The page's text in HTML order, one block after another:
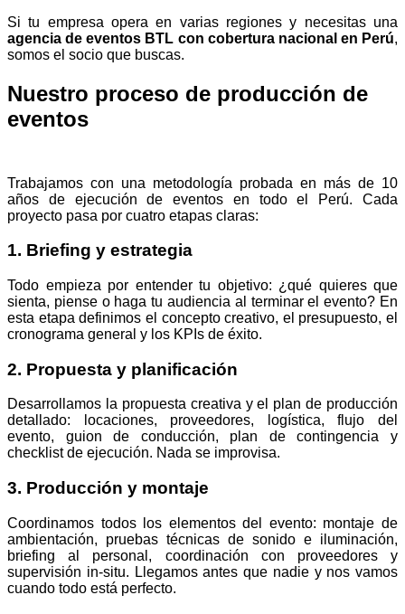
Si tu empresa opera en varias regiones y necesitas una
agencia de eventos BTL con cobertura nacional en Perú,
somos el socio que buscas.
Nuestro proceso de producción de
eventos
Trabajamos con una metodología probada en más de 10
años de ejecución de eventos en todo el Perú. Cada
proyecto pasa por cuatro etapas claras:
1. Briefing y estrategia
Todo empieza por entender tu objetivo: ¿qué quieres que
sienta, piense o haga tu audiencia al terminar el evento? En
esta etapa definimos el concepto creativo, el presupuesto, el
cronograma general y los KPIs de éxito.
2. Propuesta y planificación
Desarrollamos la propuesta creativa y el plan de producción
detallado: locaciones, proveedores, logística, flujo del
evento, guion de conducción, plan de contingencia y
checklist de ejecución. Nada se improvisa.
3. Producción y montaje
Coordinamos todos los elementos del evento: montaje de
ambientación, pruebas técnicas de sonido e iluminación,
briefing al personal, coordinación con proveedores y
supervisión in-situ. Llegamos antes que nadie y nos vamos
cuando todo está perfecto.